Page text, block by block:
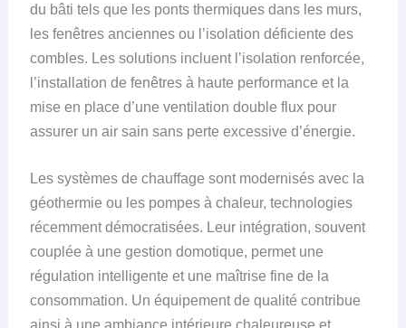
du bâti tels que les ponts thermiques dans les murs,
les fenêtres anciennes ou l’isolation déficiente des
combles. Les solutions incluent l’isolation renforcée,
l’installation de fenêtres à haute performance et la
mise en place d’une ventilation double flux pour
assurer un air sain sans perte excessive d’énergie.
Les systèmes de chauffage sont modernisés avec la
géothermie ou les pompes à chaleur, technologies
récemment démocratisées. Leur intégration, souvent
couplée à une gestion domotique, permet une
régulation intelligente et une maîtrise fine de la
consommation. Un équipement de qualité contribue